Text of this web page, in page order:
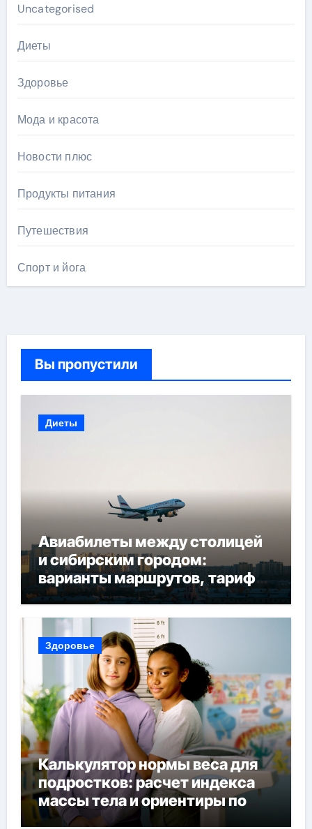
Uncategorised
Диеты
Здоровье
Мода и красота
Новости плюс
Продукты питания
Путешествия
Спорт и йога
Вы пропустили
Диеты
Авиабилеты между столицей
и сибирским городом:
варианты маршрутов, тарифы
и советы по планированию
поездки
Здоровье
Калькулятор нормы веса для
подростков: расчет индекса
массы тела и ориентиры по
возрасту, росту и полу